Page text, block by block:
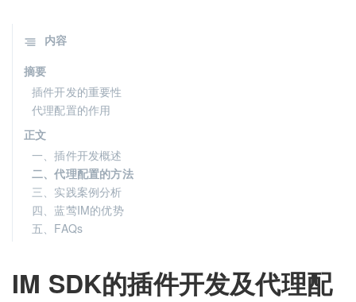
IM SDK的插件开发及代理配
内容
摘要
插件开发的重要性
代理配置的作用
正文
一、插件开发概述
二、代理配置的方法
三、实践案例分析
四、蓝莺IM的优势
五、FAQs